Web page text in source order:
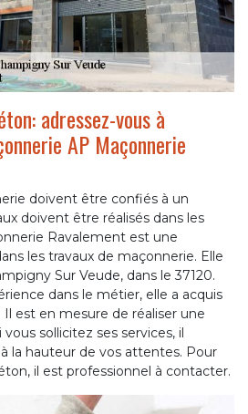
adressez-vous à
AP Maçonnerie
doivent être confiés à un
doivent être réalisés dans les
Ravalement est une
les travaux de maçonnerie. Elle
Sur Veude, dans le 37120.
dans le métier, elle a acquis
Il est en mesure de réaliser une
sollicitez ses services, il
la hauteur de vos attentes. Pour
il est professionnel à contacter.